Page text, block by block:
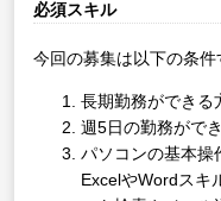
必須スキル
今回の募集は以下の条件
長期勤務ができる
週5日の勤務がで
パソコンの基本操
ExcelやWordスキ